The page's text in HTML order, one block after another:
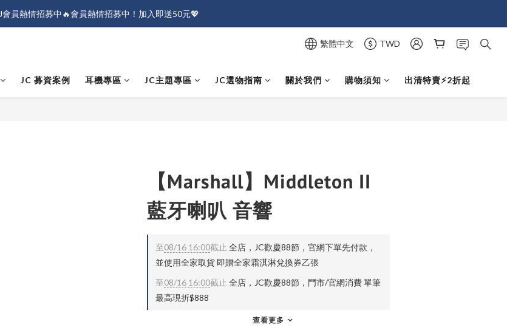
J會員熱情招募中🔥會員熱情招募中！加入即送50元💖
J會員熱情招募中🔥會員熱情招募中！加入即送50元💖
繁體中文 TWD
JC 募資案例 耳機專區 JC主題專區 JC選物指南 關於我們 購物須知 出清特賣⚡️2折起
【Marshall】Middleton II
藍牙喇叭 音響
至08/16 16:00截止 全店，JC歡慶88節，官網下單先付款，
並使用全家取貨 即贈全家霜淇淋兌換券乙張
至08/16 16:00截止 全店，JC歡慶88節，門市/官網消費 單筆
最高現折$888
查看更多